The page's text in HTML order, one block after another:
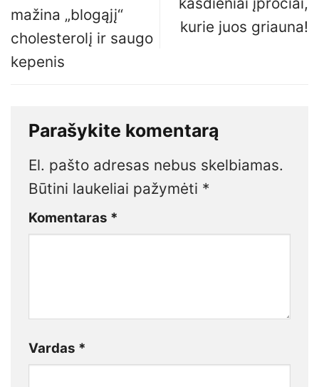
mažina „blogąjį“
cholesterolį ir saugo
kepenis
kurie juos griauna!
Parašykite komentarą
El. pašto adresas nebus skelbiamas.
Būtini laukeliai pažymėti *
Komentaras *
Vardas *